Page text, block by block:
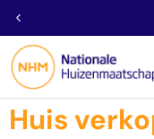
Géén
Huis